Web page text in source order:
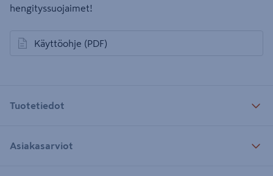
hengityssuojaimet!
Käyttöohje (PDF)
avautuu uuteen välilehteen
Tuotetiedot
Asiakasarviot